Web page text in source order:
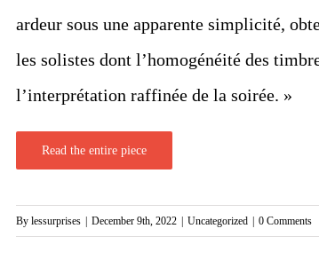
ardeur sous une apparente simplicité,
les solistes dont l’homogénéité des
l’interprétation raffinée de la soirée. »
Read the entire piece
By lessurprises December 9th, 2022 Uncategorized 0 Comments